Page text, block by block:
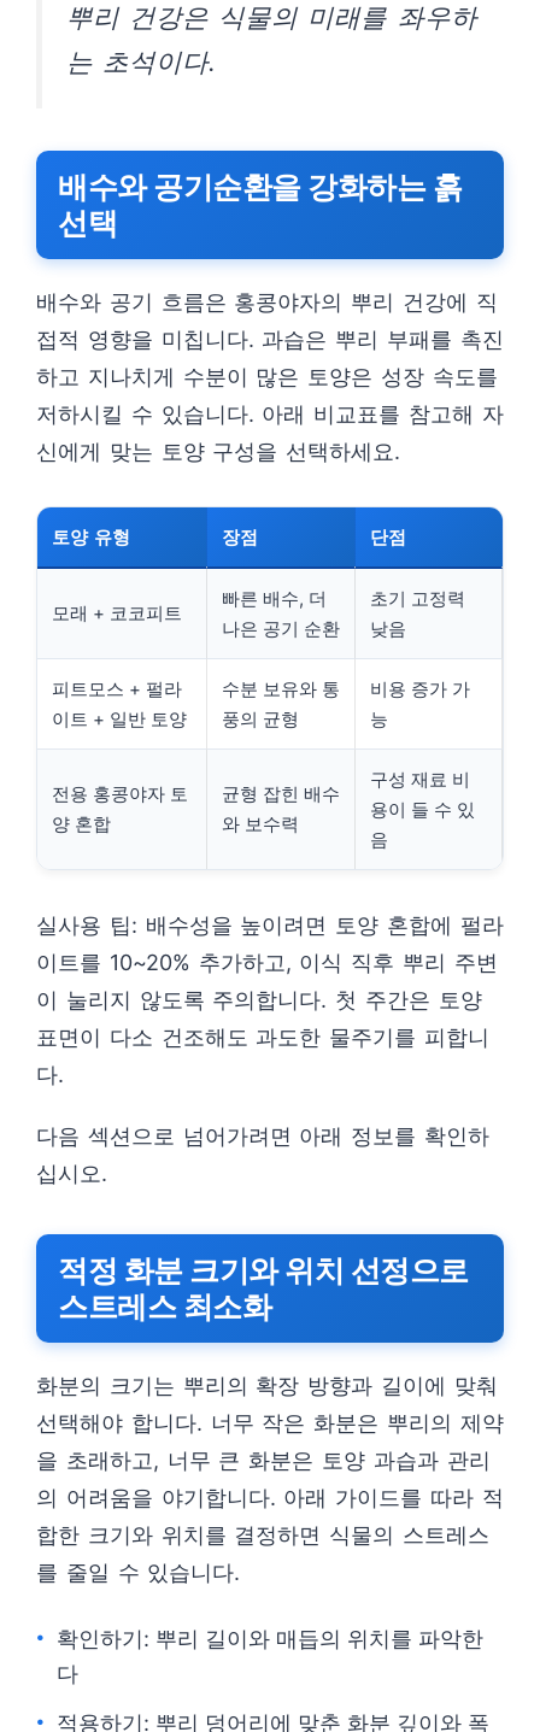
뿌리 건강은 식물의 미래를 좌우하
는 초석이다.
배수와 공기순환을 강화하는 흙
선택
배수와 공기 흐름은 홍콩야자의 뿌리 건강에 직
접적 영향을 미칩니다. 과습은 뿌리 부패를 촉진
하고 지나치게 수분이 많은 토양은 성장 속도를
저하시킬 수 있습니다. 아래 비교표를 참고해 자
신에게 맞는 토양 구성을 선택하세요.
토양 유형 장점 단점
모래 + 코코피트
빠른 배수, 더
나은 공기 순환
초기 고정력
낮음
피트모스 + 펄라
이트 + 일반 토양
수분 보유와 통
풍의 균형
비용 증가 가
능
전용 홍콩야자 토
양 혼합
균형 잡힌 배수
와 보수력
구성 재료 비
용이 들 수 있
음
실사용 팁: 배수성을 높이려면 토양 혼합에 펄라
이트를 10~20% 추가하고, 이식 직후 뿌리 주변
이 눌리지 않도록 주의합니다. 첫 주간은 토양
표면이 다소 건조해도 과도한 물주기를 피합니
다.
다음 섹션으로 넘어가려면 아래 정보를 확인하
십시오.
적정 화분 크기와 위치 선정으로
스트레스 최소화
화분의 크기는 뿌리의 확장 방향과 길이에 맞춰
선택해야 합니다. 너무 작은 화분은 뿌리의 제약
을 초래하고, 너무 큰 화분은 토양 과습과 관리
의 어려움을 야기합니다. 아래 가이드를 따라 적
합한 크기와 위치를 결정하면 식물의 스트레스
를 줄일 수 있습니다.
확인하기: 뿌리 길이와 매듭의 위치를 파악한
다
적용하기: 뿌리 덩어리에 맞춘 화분 깊이와 폭